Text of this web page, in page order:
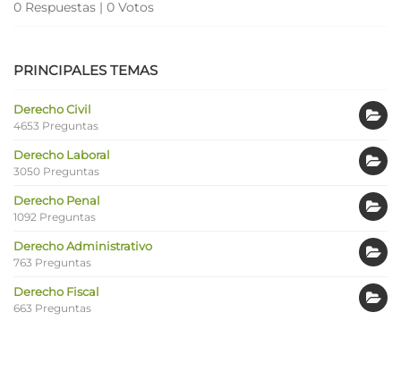
0 Respuestas | 0 Votos
PRINCIPALES TEMAS
Derecho Civil
4653 Preguntas
Derecho Laboral
3050 Preguntas
Derecho Penal
1092 Preguntas
Derecho Administrativo
763 Preguntas
Derecho Fiscal
663 Preguntas